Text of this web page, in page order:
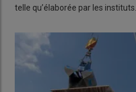
telle qu’élaborée par les instituts…